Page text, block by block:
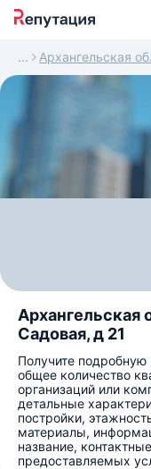
Архангельская
Архангельская
Садовая, д 21
Получите
общее количество
организаций или
детальные
постройки,
материалы,
название,
предоставляемых